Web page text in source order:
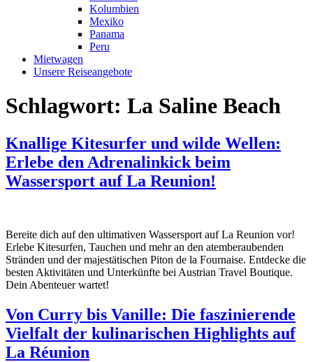
Kolumbien
Mexiko
Panama
Peru
Mietwagen
Unsere Reiseangebote
Schlagwort: La Saline Beach
Knallige Kitesurfer und wilde Wellen:
Erlebe den Adrenalinkick beim
Wassersport auf La Reunion!
Bereite dich auf den ultimativen Wassersport auf La Reunion vor!
Erlebe Kitesurfen, Tauchen und mehr an den atemberaubenden
Stränden und der majestätischen Piton de la Fournaise. Entdecke die
besten Aktivitäten und Unterkünfte bei Austrian Travel Boutique.
Dein Abenteuer wartet!
Von Curry bis Vanille: Die faszinierende
Vielfalt der kulinarischen Highlights auf
La Réunion